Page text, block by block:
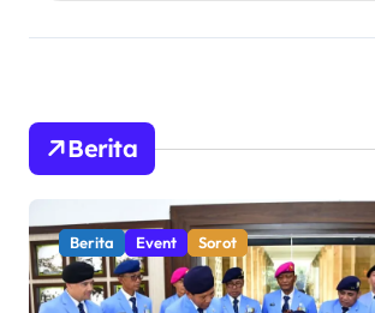
Berita
Berita Event Sorot